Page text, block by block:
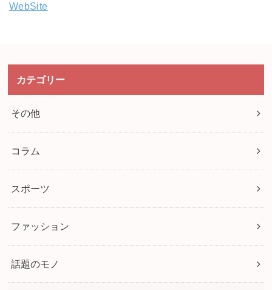
WebSite
カテゴリー
その他
コラム
スポーツ
ファッション
話題のモノ